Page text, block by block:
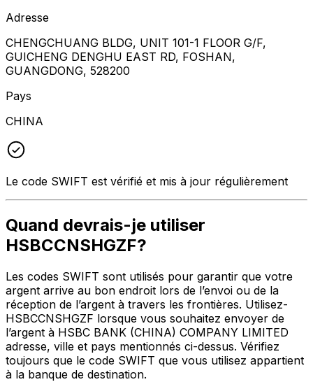
Adresse
CHENGCHUANG BLDG, UNIT 101-1 FLOOR G/F,
GUICHENG DENGHU EAST RD, FOSHAN,
GUANGDONG, 528200
Pays
CHINA
Le code SWIFT est vérifié et mis à jour régulièrement
Quand devrais-je utiliser
HSBCCNSHGZF?
Les codes SWIFT sont utilisés pour garantir que votre
argent arrive au bon endroit lors de l’envoi ou de la
réception de l’argent à travers les frontières. Utilisez-
HSBCCNSHGZF lorsque vous souhaitez envoyer de
l’argent à HSBC BANK (CHINA) COMPANY LIMITED
adresse, ville et pays mentionnés ci-dessus. Vérifiez
toujours que le code SWIFT que vous utilisez appartient
à la banque de destination.